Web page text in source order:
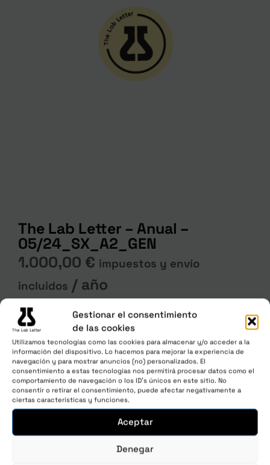
Gestionar el consentimiento
de las cookies
Utilizamos tecnologías como las cookies para almacenar y/o acceder a la
información del dispositivo. Lo hacemos para mejorar la experiencia de
navegación y para mostrar anuncios (no) personalizados. El
consentimiento a estas tecnologías nos permitirá procesar datos como el
comportamiento de navegación o los ID's únicos en este sitio. No
consentir o retirar el consentimiento, puede afectar negativamente a
ciertas características y funciones.
Aceptar
Denegar
The Lab Letter – Anual –
05/24_SX_A2_GEN
1.000,00 € impuestos y envío
incluidos / año
Únete ahora